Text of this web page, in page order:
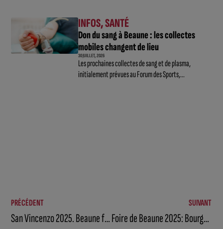
INFOS,SANTÉ
Don du sang à Beaune : les collectes
mobiles changent de lieu
30 JUILLET, 2026
Les prochaines collectes de sang et de plasma,
initialement prévues au Forum des Sports,...
PRÉCÉDENT
San Vincenzo 2025. Beaune fête l’amitié franco-italienne avec gourmandise et convivialité !
SUIVANT
Foire de Beaune 2025: Bourgogne et innovation au rendez-vous